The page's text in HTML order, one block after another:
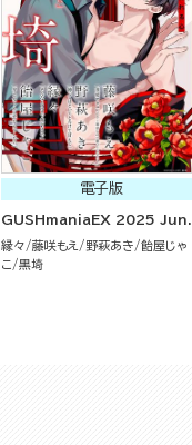
電子版
GUSHmaniaEX 2025 Jun.
縁々 藤咲もえ 野萩あき
飴屋じゃ
こ
黒埼